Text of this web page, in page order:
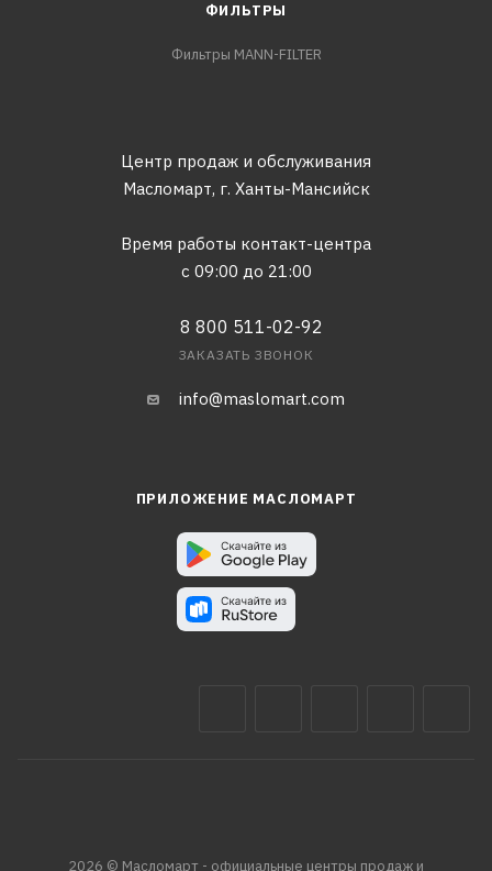
ФИЛЬТРЫ
Фильтры MANN-FILTER
Центр продаж и обслуживания
Масломарт, г. Ханты-Мансийск
Время работы контакт-центра
с 09:00 до 21:00
8 800 511-02-92
ЗАКАЗАТЬ ЗВОНОК
info@maslomart.com
ПРИЛОЖЕНИЕ МАСЛОМАРТ
2026 © Масломарт - официальные центры продаж и